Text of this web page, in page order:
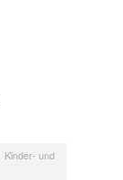
Kinder- und